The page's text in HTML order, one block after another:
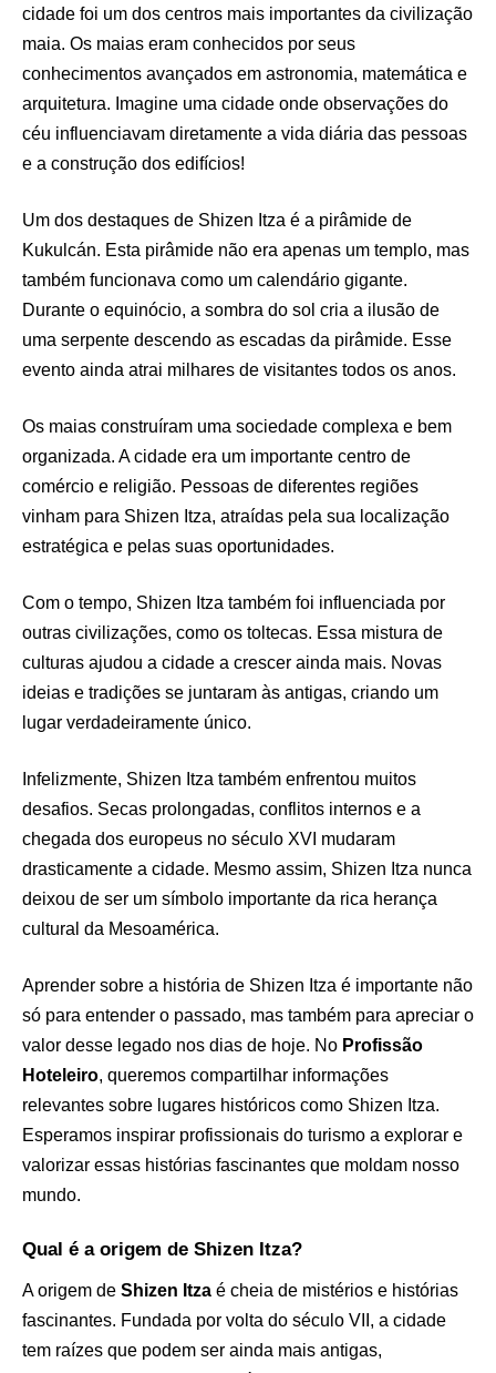
cidade foi um dos centros mais importantes da civilização
maia. Os maias eram conhecidos por seus
conhecimentos avançados em astronomia, matemática e
arquitetura. Imagine uma cidade onde observações do
céu influenciavam diretamente a vida diária das pessoas
e a construção dos edifícios!
Um dos destaques de Shizen Itza é a pirâmide de
Kukulcán. Esta pirâmide não era apenas um templo, mas
também funcionava como um calendário gigante.
Durante o equinócio, a sombra do sol cria a ilusão de
uma serpente descendo as escadas da pirâmide. Esse
evento ainda atrai milhares de visitantes todos os anos.
Os maias construíram uma sociedade complexa e bem
organizada. A cidade era um importante centro de
comércio e religião. Pessoas de diferentes regiões
vinham para Shizen Itza, atraídas pela sua localização
estratégica e pelas suas oportunidades.
Com o tempo, Shizen Itza também foi influenciada por
outras civilizações, como os toltecas. Essa mistura de
culturas ajudou a cidade a crescer ainda mais. Novas
ideias e tradições se juntaram às antigas, criando um
lugar verdadeiramente único.
Infelizmente, Shizen Itza também enfrentou muitos
desafios. Secas prolongadas, conflitos internos e a
chegada dos europeus no século XVI mudaram
drasticamente a cidade. Mesmo assim, Shizen Itza nunca
deixou de ser um símbolo importante da rica herança
cultural da Mesoamérica.
Aprender sobre a história de Shizen Itza é importante não
só para entender o passado, mas também para apreciar o
valor desse legado nos dias de hoje. No Profissão
Hoteleiro, queremos compartilhar informações
relevantes sobre lugares históricos como Shizen Itza.
Esperamos inspirar profissionais do turismo a explorar e
valorizar essas histórias fascinantes que moldam nosso
mundo.
Qual é a origem de Shizen Itza?
A origem de Shizen Itza é cheia de mistérios e histórias
fascinantes. Fundada por volta do século VII, a cidade
tem raízes que podem ser ainda mais antigas,